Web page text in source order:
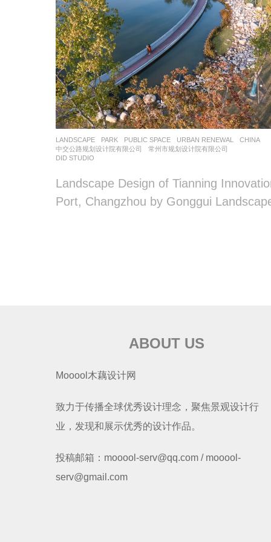
LANDSCAPE PARK ,PUBLIC SPACE ,URBAN RENEWAL
CHINA
中交公路规划设计院有限公司
,常州市规划设计院有限公司
DID STUDIO
Landscape Design of Tianning
Port, Changzhou by Gonggui
ABOUT US
Mooool木藕设计网
致力于传播全球优秀设计理念，聚焦景观设计行
业，发现和展示优秀的设计作品。
投稿邮箱：mooool-serv@qq.com / mooool-
serv@gmail.com